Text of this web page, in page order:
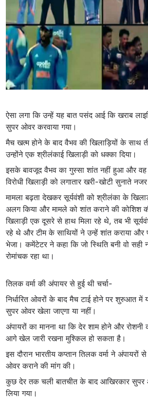
ऐसा लगा कि उन्हें यह बात पसंद आई कि खराब
सुपर ओवर करवाया गया।
मैच खत्म होने के बाद वैभव की खिलाड़ियों के साथ
उन्होंने एक श्रीलंकाई खिलाड़ी को धक्का दिया।
इसके बावजूद वैभव का गुस्सा शांत नहीं हुआ और वह
विरोधी खिलाड़ी को लगातार खरी-खोटी सुनाते
मामला बढ़ता देखकर सूर्यवंशी को श्रीलंका के
अलग किया और मामले को शांत कराने की कोशिश
खिलाड़ी एक दूसरे से हाथ मिला रहे थे, तब भी
रहे थे और टीम के साथियों ने उन्हें शांत कराया
भेजा। कमेंटेटर ने कहा कि जो स्थिति बनी वो सही
रोमांचक रहा था।
तिलक वर्मा की अंपायर से हुई थी चर्चा-
निर्धारित ओवरों के बाद मैच टाई होने पर शुरुआत में
सुपर ओवर खेला जाएगा या नहीं।
अंपायरों का मानना था कि देर शाम होने और
आगे खेल जारी रखना मुश्किल हो सकता है।
इस दौरान भारतीय कप्तान तिलक वर्मा ने अंपायरों
ओवर कराने की मांग की।
कुछ देर तक चली बातचीत के बाद आखिरकार
लिया गया।